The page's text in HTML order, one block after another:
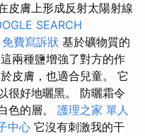
皮膚上形成反射太陽射線
SEARCH
免費寫訴狀 基於礦物質的
兩種鹽增強了對方的作
皮膚，也適合兒童。 它
很好地曬黑。 防曬霜令
色的層。 護理之家 單人
中心 它沒有刺激我的干